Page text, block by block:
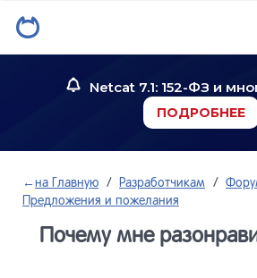
Netcat 7.1: 152-ФЗ и
ПОДРОБНЕЕ
←на Главную / Разработчикам /
Предложения и пожелания
Почему мне